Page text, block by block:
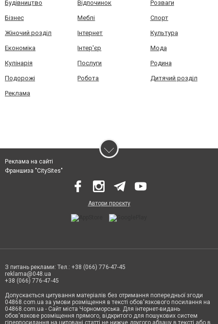
Будівництво Відпочинок Розваги
Бізнес Меблі Спорт
Жіночий розділ Інтернет Культура
Економіка Інтер'єр Мода
Кулінарія Послуги Родина
Подорожі Робота Дитячий розділ
Реклама
Реклама на сайті
Франшиза "CitySites"
Автори проєкту
З питань реклами: Тел.: +38 (066) 776-47-45
reklama@048.ua
+38 (066) 776-47-45
Допускається цитування матеріалів без отримання попередньої згоди
04868.com.ua за умови розміщення в тексті обов'язкового посилання на
04868.com.ua - Сайт міста Чорноморська. Для інтернет-видань
обов'язкове розміщення прямого, відкритого для пошукових систем
гіперпосилання на цитовані статті не нижче другого абзацу в тексті або в